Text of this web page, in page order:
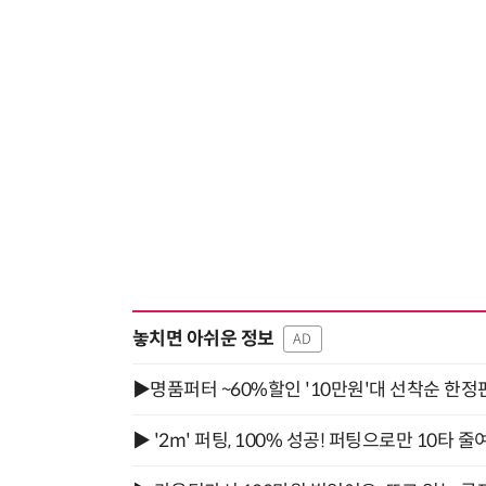
놓치면 아쉬운 정보 AD
▶명품퍼터 ~60%할인 '10만원'대 선착순 한정
▶ '2m' 퍼팅, 100% 성공! 퍼팅으로만 10타 줄